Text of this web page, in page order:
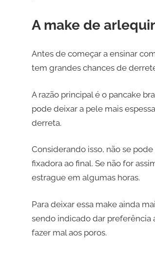
A make de
Antes de começar a ensinar
tem grandes chances de
A razão principal é o pancake
pode deixar a pele mais
derreta.
Considerando isso, não se
fixadora ao final. Se não for
estrague em algumas horas.
Para deixar essa make ainda
sendo indicado dar preferência
fazer mal aos poros.